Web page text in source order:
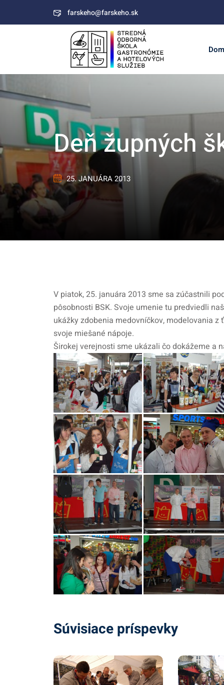
farskeho@farskeho.sk
Deň župných
25. JANUÁRA 2013
V piatok, 25. januára 2013 sme sa zúčastnili
pôsobnosti BSK. Svoje umenie tu predviedli
ukážky zdobenia medovníčkov, modelovania
svoje miešané nápoje.
Širokej verejnosti sme ukázali čo dokážeme a
Súvisiace príspevky